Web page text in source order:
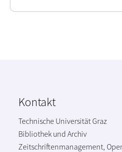
Kontakt
Technische Universität Graz
Bibliothek und Archiv
Zeitschriftenmanagement,